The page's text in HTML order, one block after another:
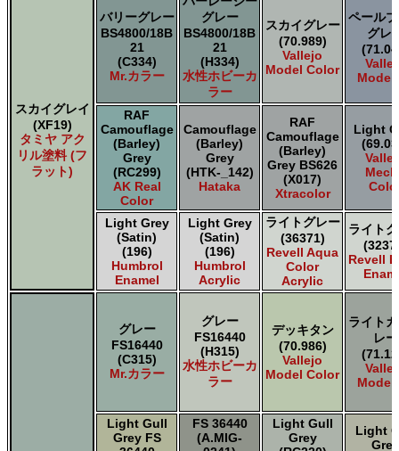
スカイグレイ
(XF19)
タミヤ アク
リル塗料 (フ
ラット)
バリーグレー
BS4800/18B
21
(C334)
Mr.カラー
グレー
BS4800/18B
21
(H334)
水性ホビーカ
ラー
スカイグレー
(70.989)
Vallejo
Model Color
ペール
グレ
Model
RAF
Camouflage
(Barley)
Grey
(RC299)
AK Real
Color
Camouflage
(Barley)
Grey
(HTK-_142)
Hataka
RAF
Camouflage
(Barley)
Grey BS626
(X017)
Xtracolor
Light
Light Grey
(Satin)
(196)
Humbrol
Enamel
Light Grey
(Satin)
(196)
Humbrol
Acrylic
ライトグレー
(36371)
Revell Aqua
Color
Acrylic
ライト
Revell
グレー
FS16440
(C315)
Mr.カラー
グレー
FS16440
(H315)
水性ホビーカ
ラー
デッキタン
(70.986)
Vallejo
Model Color
ライト
レー
Model
Light Gull
Grey FS
FS 36440
(A.MIG-
Light Gull
Grey
Light
Grey